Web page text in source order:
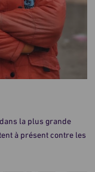
la plus grande
à présent contre les